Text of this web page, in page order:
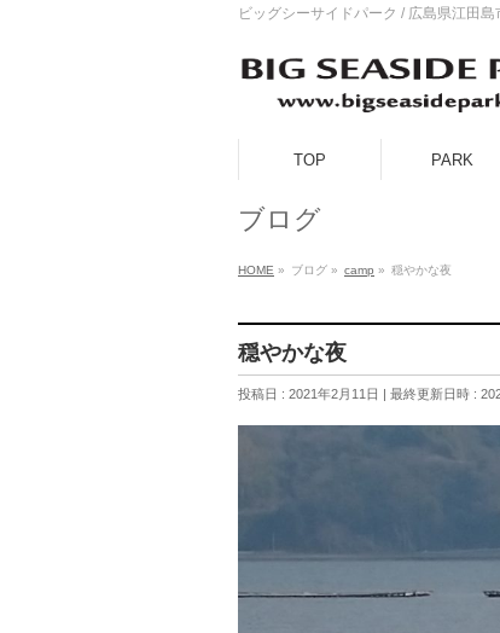
ビッグシーサイドパーク / 広島県江田島
TOP PARK
ブログ
HOME » ブログ » camp » 穏やかな夜
穏やかな夜
投稿日 : 2021年2月11日 最終更新日時 :